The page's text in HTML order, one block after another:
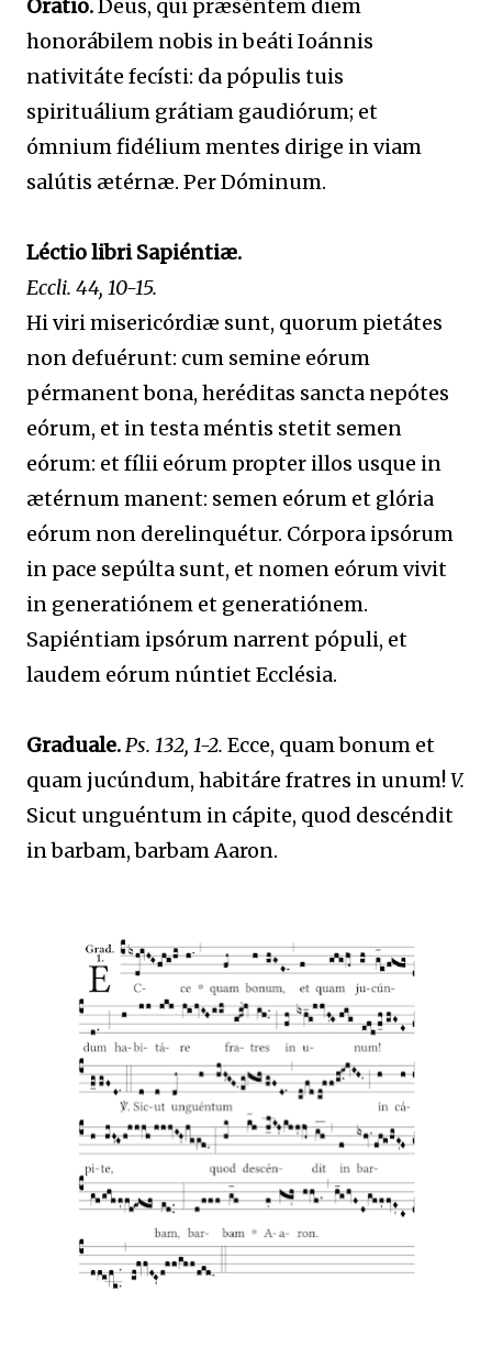
Oratio.Deus, qui præséntem diem
honorábilem nobis in beáti Ioánnis
nativitáte fecísti: da pópulis tuis
spirituálium grátiam gaudiórum; et
ómnium fidélium mentes dirige in viam
salútis ætérnæ. Per Dóminum.
Léctio libri Sapiéntiæ.
Eccli. 44, 10-15.
Hi viri misericórdiæ sunt, quorum pietátes
non defuérunt: cum semine eórum
pérmanent bona, heréditas sancta nepótes
eórum, et in testa méntis stetit semen
eórum: et fílii eórum propter illos usque in
ætérnum manent: semen eórum et glória
eórum non derelinquétur. Córpora ipsórum
in pace sepúlta sunt, et nomen eórum vivit
in generatiónem et generatiónem.
Sapiéntiam ipsórum narrent pópuli, et
laudem eórum núntiet Ecclésia.
Graduale.Ps. 132, 1-2. Ecce, quam bonum et
quam jucúndum, habitáre fratres in unum!V.
Sicut unguéntum in cápite, quod descéndit
in barbam, barbam Aaron.